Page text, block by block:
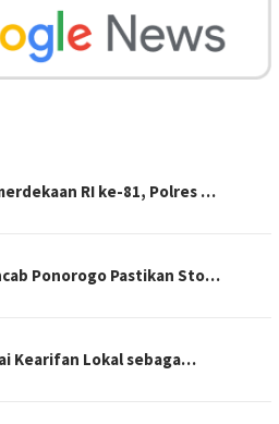
RI ke-81, Polres …
Ponorogo Pastikan Sto…
Kearifan Lokal sebaga…